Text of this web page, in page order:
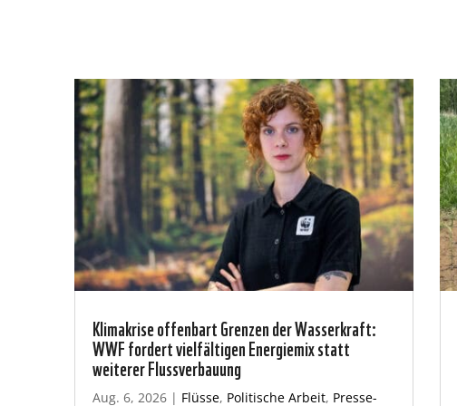
Klimakrise offenbart Grenzen der Wasserkraft:
WWF fordert vielfältigen Energiemix statt
weiterer Flussverbauung
Aug. 6, 2026 | Flüsse, Politische Arbeit, Presse-